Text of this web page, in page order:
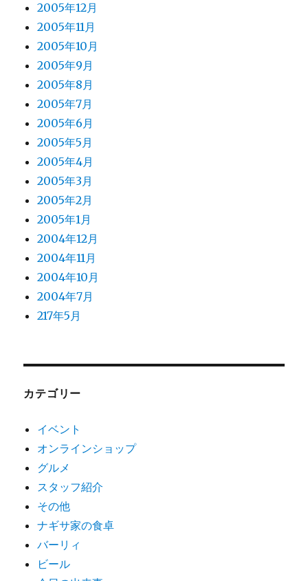
2005年12月
2005年11月
2005年10月
2005年9月
2005年8月
2005年7月
2005年6月
2005年5月
2005年4月
2005年3月
2005年2月
2005年1月
2004年12月
2004年11月
2004年10月
2004年7月
217年5月
カテゴリー
イベント
オンラインショップ
グルメ
スタッフ紹介
その他
ナギサ家の食卓
バーリィ
ビール